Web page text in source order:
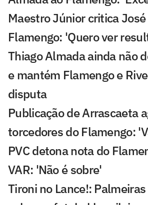
Maestro Júnior critica
Flamengo: 'Quero ver
Thiago Almada ainda não
e mantém Flamengo e
disputa
Publicação de Arrascaeta
torcedores do Flamengo:
PVC detona nota do
VAR: 'Não é sobre'
Tironi no Lance!: